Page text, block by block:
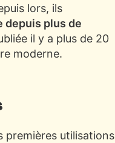
lors, ils
depuis plus de
il y a plus de 20
moderne.
premières utilisations